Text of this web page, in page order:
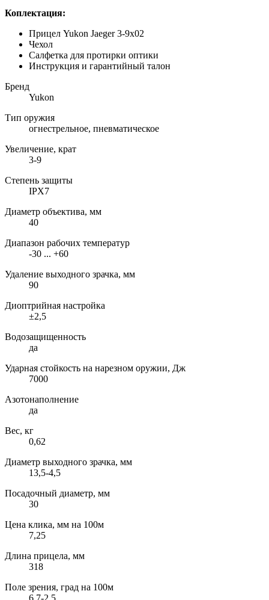
Коплектация:
Прицел Yukon Jaeger 3-9x02
Чехол
Салфетка для протирки оптики
Инструкция и гарантийный талон
Бренд
Yukon
Тип оружия
огнестрельное, пневматическое
Увеличение, крат
3-9
Степень защиты
IPX7
Диаметр объектива, мм
40
Диапазон рабочих температур
-30 ... +60
Удаление выходного зрачка, мм
90
Диоптрийная настройка
±2,5
Водозащищенность
да
Ударная стойкость на нарезном оружии, Дж
7000
Азотонаполнение
да
Вес, кг
0,62
Диаметр выходного зрачка, мм
13,5-4,5
Посадочный диаметр, мм
30
Цена клика, мм на 100м
7,25
Длина прицела, мм
318
Поле зрения, град на 100м
6,7-2,5